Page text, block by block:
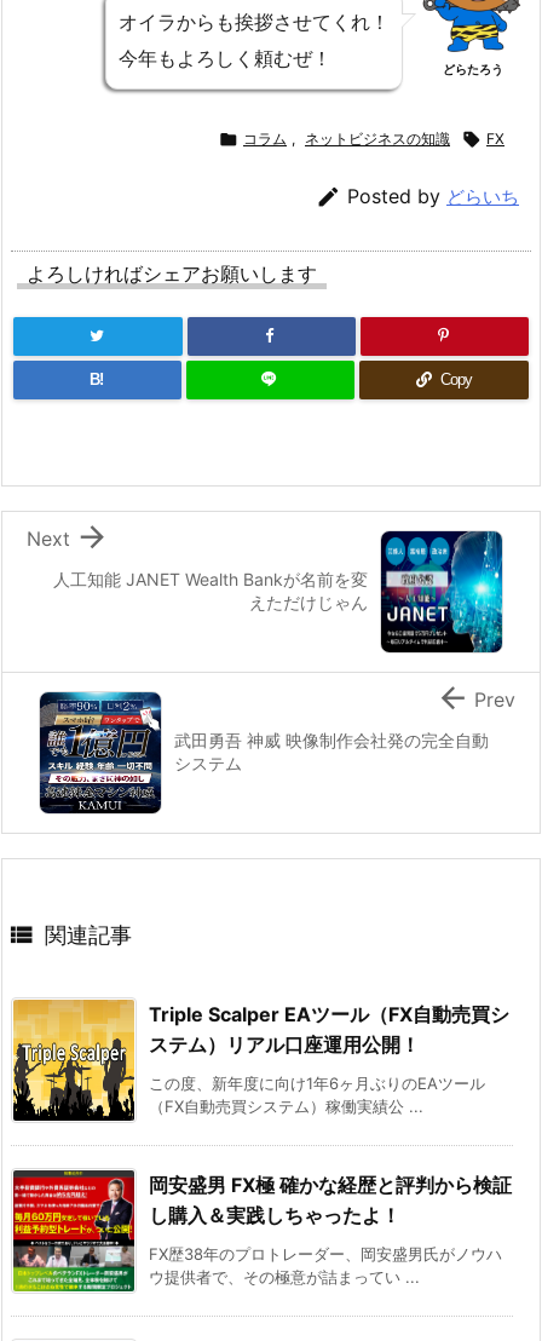
オイラからも挨拶させてくれ！
今年もよろしく頼むぜ！
どらたろう
 コラム , ネットビジネスの知識  FX
 Posted by どらいち
よろしければシェアお願いします
B! Copy
人工知能 JANET Wealth Bankが名前を変
えただけじゃん

Next
武田勇吾 神威 映像制作会社発の完全自動
システム
 Prev
 関連記事
Triple Scalper EAツール（FX自動売買シ
ステム）リアル口座運用公開！
この度、新年度に向け1年6ヶ月ぶりのEAツール
（FX自動売買システム）稼働実績公 ...
岡安盛男 FX極 確かな経歴と評判から検証
し購入＆実践しちゃったよ！
FX歴38年のプロトレーダー、岡安盛男氏がノウハ
ウ提供者で、その極意が詰まってい ...